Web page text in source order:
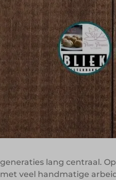
groeide het
actief is, terwijl
een belangrijke stap
te maken en
binnen de huidige
lang centraal.
veel handmatige